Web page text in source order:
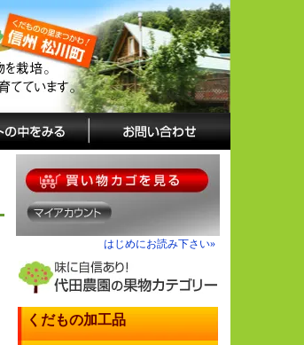
はじめにお読み下さい»
くだもの加工品